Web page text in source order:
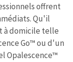
offrent
Qu'il
à domicile telle
Go™ ou d'un
Opalescence™